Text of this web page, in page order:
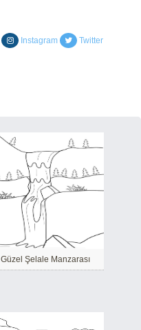
Instagram Twitter
Güzel Şelale Manzarası